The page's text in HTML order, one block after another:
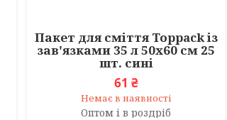
Пакет для сміття Toppack із
зав'язками 35 л 50х60 см 25
шт. сині
61 ₴
Немає в наявності
Оптом і в роздріб